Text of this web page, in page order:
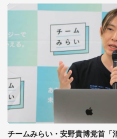
チームみらい・安野貴博党首「